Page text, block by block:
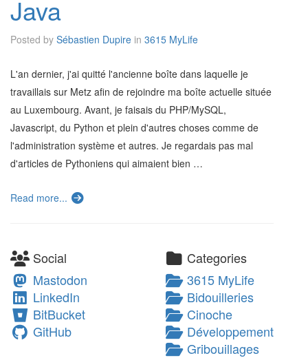
Java
Posted by Sébastien Dupire in 3615 MyLife
L'an dernier, j'ai quitté l'ancienne boîte dans laquelle je
travaillais sur Metz afin de rejoindre ma boîte actuelle située
au Luxembourg. Avant, je faisais du PHP/MySQL,
Javascript, du Python et plein d'autres choses comme de
l'administration système et autres. Je regardais pas mal
d'articles de Pythoniens qui aimaient bien …
Read more...
Social
Mastodon
LinkedIn
BitBucket
GitHub
Categories
3615 MyLife
Bidouilleries
Cinoche
Développement
Gribouillages